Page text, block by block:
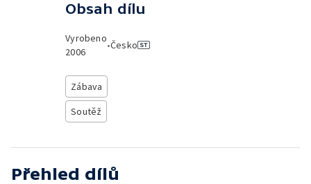
Obsah dílu
Vyrobeno
2006
•Česko
Zábava
Soutěž
Přehled dílů